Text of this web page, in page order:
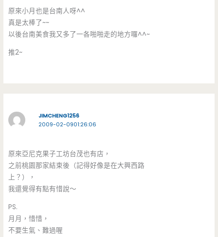
原來小月也是台南人呀^^
真是太棒了~~
以後台南美食我又多了一各啪啪走的地方囉^^~
推2~
JIMCHENG1256
2009-02-0901:26:06
原來亞尼克果子工坊台茂也有店，
之前桃園那家結束後（記得好像是在大興西路
上？），
我還覺得有點有惜說～
PS.
月月，惜惜，
不要生氣、難過喔